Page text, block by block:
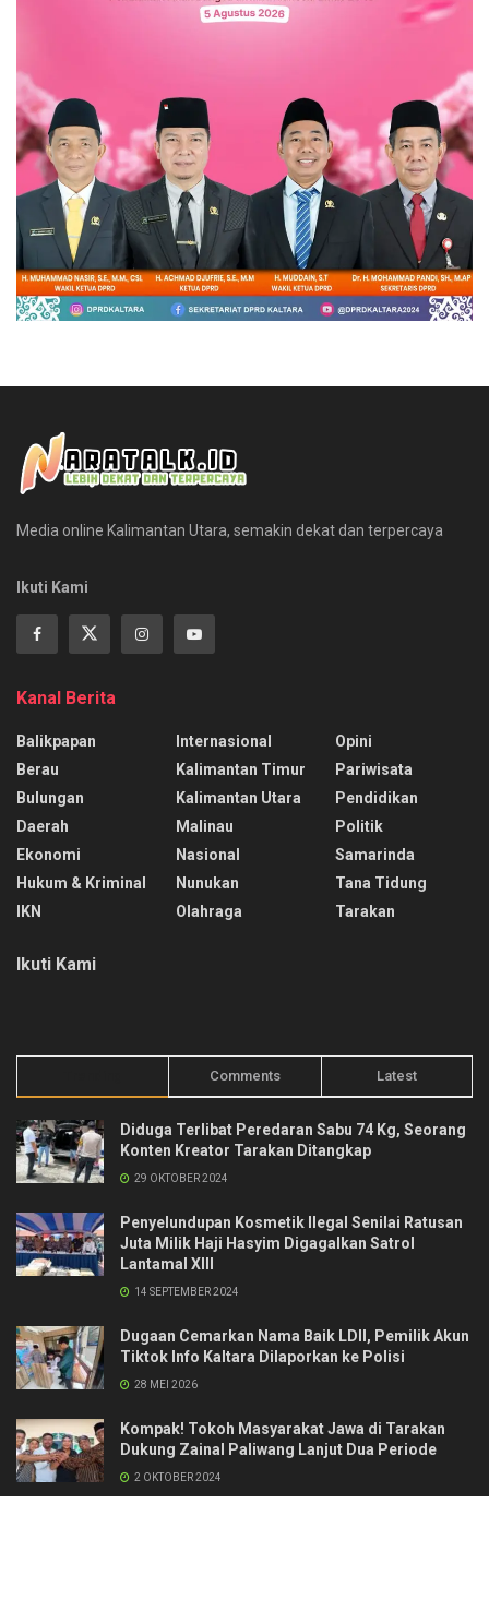
Media online Kalimantan Utara, semakin dekat dan terpercaya
Ikuti Kami
Kanal Berita
Balikpapan
Berau
Bulungan
Daerah
Ekonomi
Hukum & Kriminal
IKN
Internasional
Kalimantan Timur
Kalimantan Utara
Malinau
Nasional
Nunukan
Olahraga
Opini
Pariwisata
Pendidikan
Politik
Samarinda
Tana Tidung
Tarakan
Ikuti Kami
Comments Latest
Diduga Terlibat Peredaran Sabu 74 Kg, Seorang
Konten Kreator Tarakan Ditangkap
29 OKTOBER 2024
Penyelundupan Kosmetik Ilegal Senilai Ratusan
Juta Milik Haji Hasyim Digagalkan Satrol
Lantamal XIII
14 SEPTEMBER 2024
Dugaan Cemarkan Nama Baik LDII, Pemilik Akun
Tiktok Info Kaltara Dilaporkan ke Polisi
28 MEI 2026
Kompak! Tokoh Masyarakat Jawa di Tarakan
Dukung Zainal Paliwang Lanjut Dua Periode
2 OKTOBER 2024